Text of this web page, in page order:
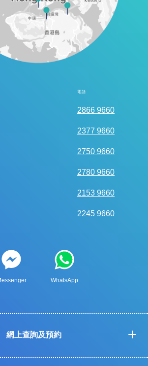
電話
2866 9660
2377 9660
2750 9660
2780 9660
2153 9660
2245 9660
WhatsApp
網上查詢及預約